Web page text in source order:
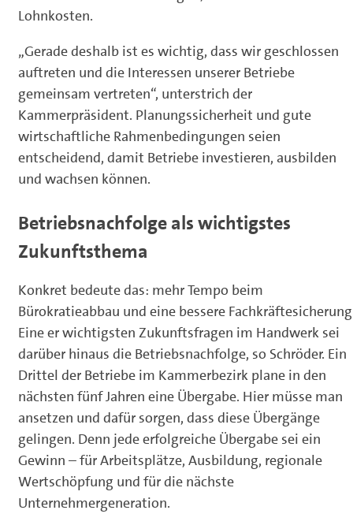
Lohnkosten.
„Gerade deshalb ist es wichtig, dass wir geschlossen
auftreten und die Interessen unserer Betriebe
gemeinsam vertreten“, unterstrich der
Kammerpräsident. Planungssicherheit und gute
wirtschaftliche Rahmenbedingungen seien
entscheidend, damit Betriebe investieren, ausbilden
und wachsen können.
Betriebsnachfolge als wichtigstes
Zukunftsthema
Konkret bedeute das: mehr Tempo beim
Bürokratieabbau und eine bessere
Eine er wichtigsten Zukunftsfragen im Handwerk sei
darüber hinaus die Betriebsnachfolge, so Schröder. Ein
Drittel der Betriebe im Kammerbezirk plane in den
nächsten fünf Jahren eine Übergabe. Hier müsse man
ansetzen und dafür sorgen, dass diese Übergänge
gelingen. Denn jede erfolgreiche Übergabe sei ein
Gewinn – für Arbeitsplätze, Ausbildung, regionale
Wertschöpfung und für die nächste
Unternehmergeneration.